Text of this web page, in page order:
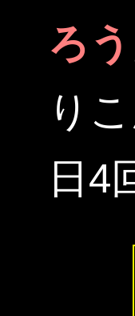
ろう
り
日4